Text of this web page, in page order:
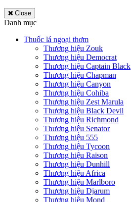
Close
Danh mục
Thuốc lá ngoại thơm
Thương hiệu Zouk
Thương hiệu Democrat
Thương hiệu Captain Black
Thương hiệu Chapman
Thương hiệu Canyon
Thương hiệu Cohiba
Thương hiệu Zest Marula
Thương hiệu Black Devil
Thương hiệu Richmond
Thương hiệu Senator
Thương hiệu 555
Thương hiệu Tycoon
Thương hiệu Raison
Thương hiệu Dunhill
Thương hiệu Africa
Thương hiệu Marlboro
Thương hiệu Djarum
Thương hiệu Mond